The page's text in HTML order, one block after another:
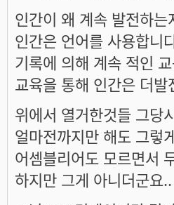
인간이 왜 계속 발전하는
인간은 언어를 사용합니
기록에 의해 계속 적인
교육을 통해 인간은 더발
위에서 열거한것들 그당
얼마전까지만 해도 그렇
어셈블리어도 모르면서
하지만 그게 아니더군요..